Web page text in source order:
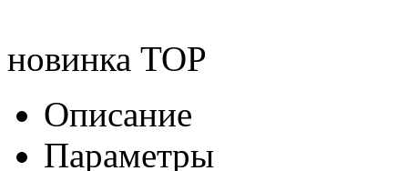
новинка TOP
Описание
Параметры